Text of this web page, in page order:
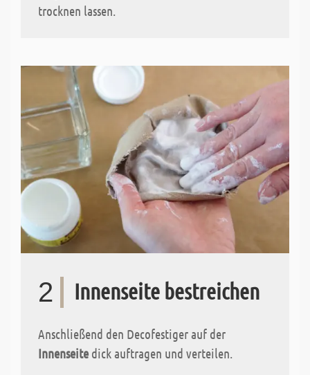
trocknen lassen.
2 Innenseite bestreichen
Anschließend den Decofestiger auf der
Innenseite dick auftragen und verteilen.